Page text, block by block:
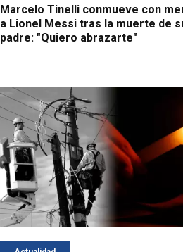
Marcelo Tinelli conmueve con
a Lionel Messi tras la muerte de
padre: "Quiero abrazarte"